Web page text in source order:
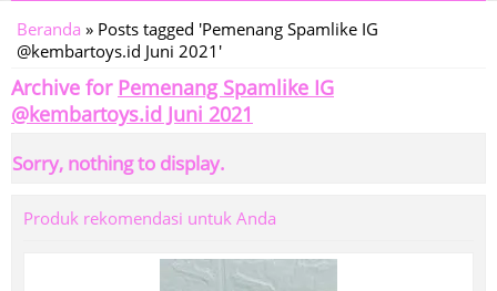
Beranda » Posts tagged 'Pemenang Spamlike IG
@kembartoys.id Juni 2021'
Archive for Pemenang Spamlike IG
@kembartoys.id Juni 2021
Sorry, nothing to display.
Produk rekomendasi untuk Anda